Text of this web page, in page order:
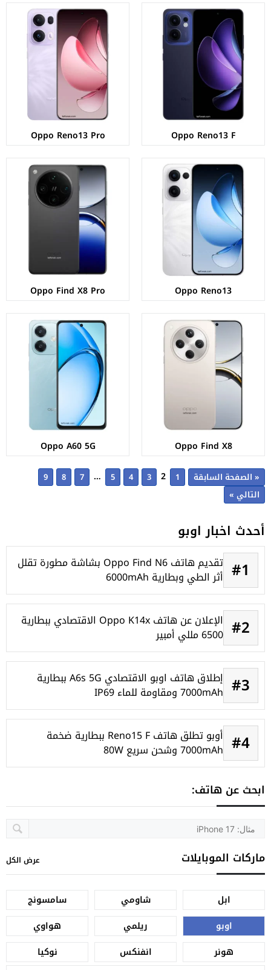
Oppo Reno13 F
Oppo Reno13 Pro
Oppo Reno13
الشاشة:AMOLED بحجم 6.59 بوصة بدقة 1256p
المعالج:Mediatek Dimensity 8350
الكاميرات:خلفية 50+8+2 م.ب/ امامية 50 م.ب
الذاكرة+الرام:
نظام التشغيل:
البطارية:5600 ملي امبير - 80 واط
عرض المواصفات ←
Oppo Find X8 Pro
الشاشة:LTPO AMOLED بحجم 6.78 بوصة بدقة 1264p
المعالج:Mediatek Dimensity 9400
الكاميرات:خلفية 50+50+50+50 م.ب/ امامية 32 م.ب.
الذاكرة+الرام:
نظام التشغيل:Android 15
البطارية:5910 ملي امبير - 80 واط
عرض المواصفات ←
Oppo Find X8
الشاشة:AMOLED بحجم 6.59 بوصة بدقة 1256p
المعالج:Mediatek Dimensity 9400
الكاميرات:خلفية 50+50+50 م.ب/ امامية 32 م.ب.
الذاكرة+الرام:
نظام التشغيل:Android 15
البطارية:5630 ملي امبير - 80 واط
عرض المواصفات ←
Oppo A60 5G
الشاشة:IPS LCD بحجم 6.67 بوصة بدقة HD+
المعالج:Mediatek Dimensity 6300
الكاميرات:خلفية 50+AI م.ب / امامية 5 م.ب
الذاكرة+الرام:
نظام التشغيل:
البطارية:5100 ملي أمبير - 45 واط
عرض المواصفات ←
« الصفحة السابقة 1
2
3
4
5
…
7
8
9
التالي »
أحدث اخبار اوبو
#1 تقديم هاتف Oppo Find N6 بشاشة مطورة تقلل
أثر الطي وبطارية 6000mAh
#2 الإعلان عن هاتف Oppo K14x الاقتصادي ببطارية
6500 مللي أمبير
#3 إطلاق هاتف اوبو الاقتصادي A6s 5G ببطارية
7000mAh ومقاومة للماء IP69
#4 أوبو تطلق هاتف Reno15 F ببطارية ضخمة
7000mAh وشحن سريع 80W
ابحث عن هاتف:
ماركات الموبايلات عرض الكل
ابل شاومي
سامسونج
اوبو
ريلمي
هواوي
هونر
انفنكس
نوكيا